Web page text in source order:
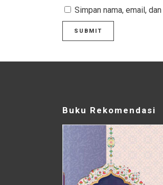
Simpan nama, email,
Buku Rekomendasi